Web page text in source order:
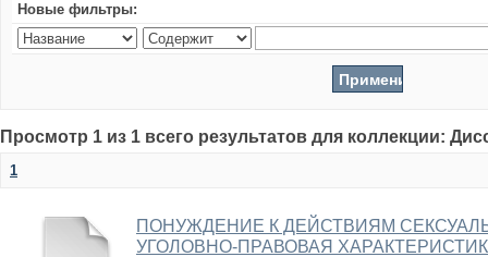
Новые фильтры:
Просмотр 1 из 1 всего результатов для коллекции:
1
ПОНУЖДЕНИЕ К ДЕЙСТВИЯМ
УГОЛОВНО-ПРАВОВАЯ